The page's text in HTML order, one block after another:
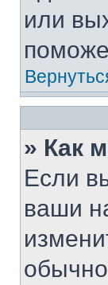
или
» Как
Если
ваши